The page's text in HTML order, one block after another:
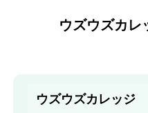
ウズウズカレ
ウズウズカレッジ